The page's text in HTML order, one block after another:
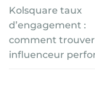
Kolsquare taux
d’engagement :
comment
influenceur